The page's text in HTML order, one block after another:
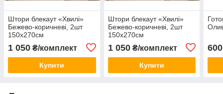
Штори блекаут «Хвилі»
Бежево-коричневі, 2шт
150х270см
1 050 ₴/комплект
Купити
Штори блекаут «Хвилі»
Бежево-коричневі, 2шт
150х270см
1 050₴/комплект
Купити
600